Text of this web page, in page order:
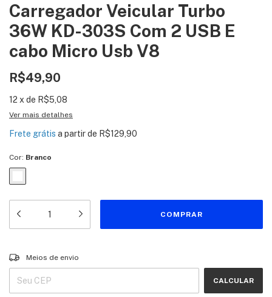
Carregador Veicular Turbo
36W KD-303S Com 2 USB E
cabo Micro Usb V8
R$49,90
12 x de R$5,08
Ver mais detalhes
Frete grátis a partir de R$129,90
Cor: Branco
Entregas para o CEP:
Meios de envio
CALCULAR